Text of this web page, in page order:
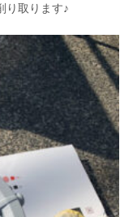
り取ります♪